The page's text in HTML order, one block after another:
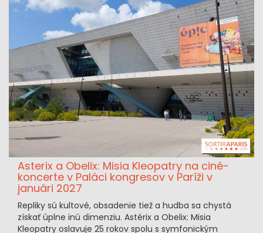
Asterix a Obelix: Misia Kleopatry na ciné-
koncerte v Paláci kongresov v Paríži v
januári 2027
Repliky sú kultové, obsadenie tiež a hudba sa chystá
získať úplne inú dimenziu. Astérix a Obelix: Misia
Kleopatry oslavuje 25 rokov spolu s symfonickým